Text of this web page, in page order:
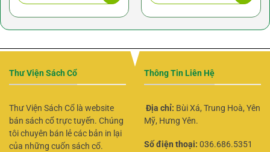
Thư Viện Sách Cổ
Thư Viện Sách Cổ là website
bán sách cổ trực tuyến. Chúng
tôi chuyên bán lẻ các bản in lại
của những cuốn sách cổ.
Thông Tin Liên Hệ
Địa chỉ: Bùi Xá, Trung Hoà, Yên
Mỹ, Hưng Yên.
Số điện thoại: 036.686.5351